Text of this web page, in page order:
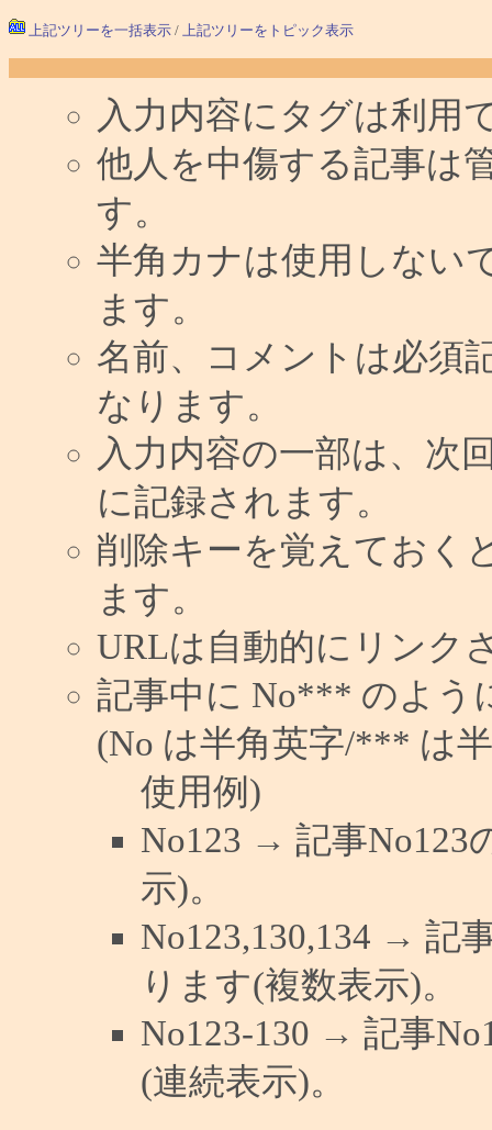
上記ツリーを一括表示 / 上記ツリーをトピック表示
入力内容にタグは利用
他人を中傷する記事は
す。
半角カナは使用しない
ます。
名前、コメントは必須
なります。
入力内容の一部は、次
に記録されます。
削除キーを覚えておく
ます。
URLは自動的にリンク
記事中に No*** のよう
(No は半角英字/*** は
使用例)
No123 → 記事No123
示)。
No123,130,134 → 記
ります(複数表示)。
No123-130 → 記事
(連続表示)。